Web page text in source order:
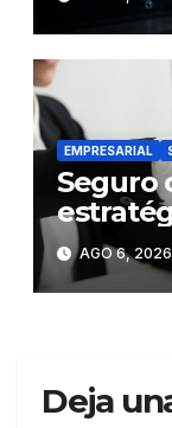
futuro
EMPRESARIAL
Seguro
talento
AGO 6, 2026
Deja